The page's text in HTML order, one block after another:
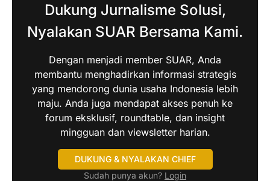
Dukung Jurnalisme Solusi,
Nyalakan SUAR Bersama Kami.
Dengan menjadi member SUAR, Anda
membantu menghadirkan informasi strategis
yang mendorong dunia usaha Indonesia lebih
maju. Anda juga mendapat akses penuh ke
forum eksklusif, roundtable, dan insight
mingguan dan viewsletter harian.
DUKUNG & NYALAKAN CHIEF
Sudah punya akun? Login